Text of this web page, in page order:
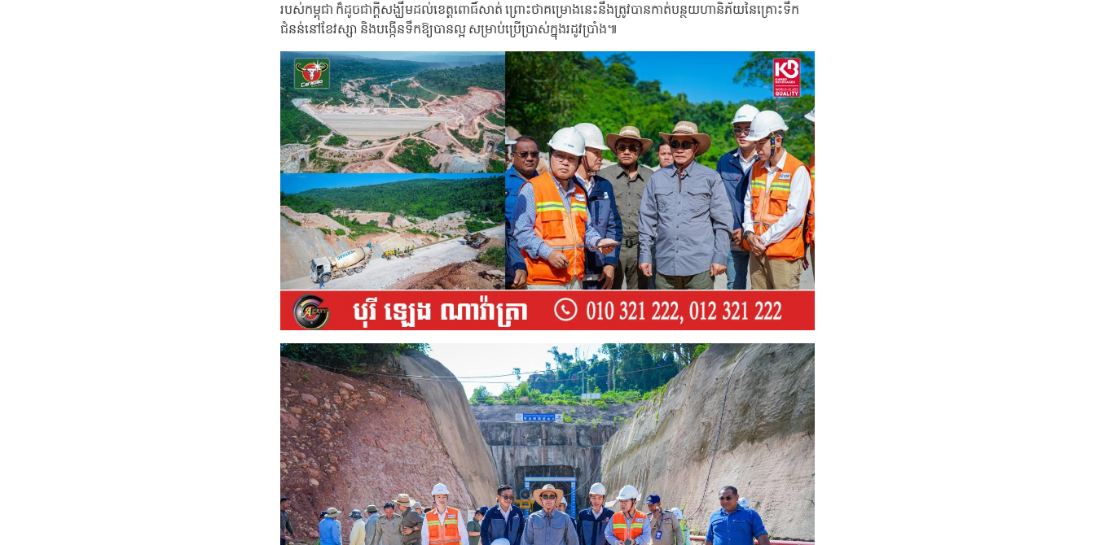
របស់កម្ពុជា ក៏ដូចជាក្តីសង្ឃឹមដល់ខេត្តពោធិ៍សាត់ ព្រោះថាគម្រោងនេះនឹងត្រូវបានកាត់បន្ថយហានិភ័យនៃគ្រោះទឹក
ជំនន់នៅខែវស្សា និងបង្កើនទឹកឱ្យបានល្អ សម្រាប់ប្រើប្រាស់ក្នុងរដូវប្រាំង៕